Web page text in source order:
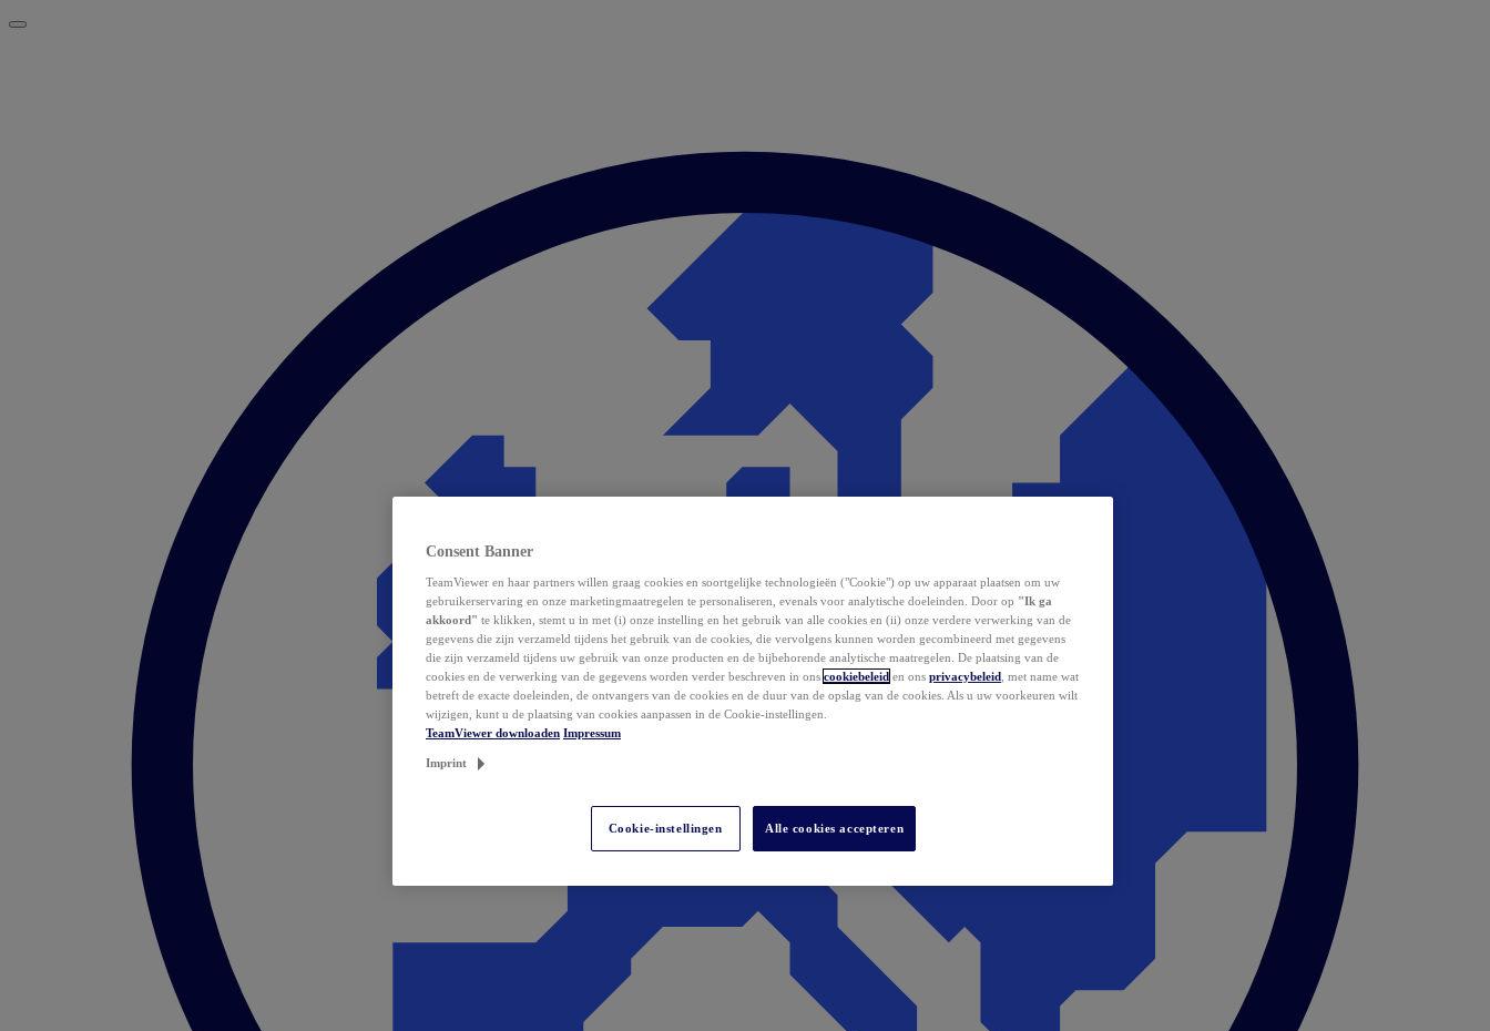
Consent Banner
TeamViewer en haar partners willen graag cookies en soortgelijke technologieën ("Cookie") op uw apparaat plaatsen om uw
gebruikerservaring en onze marketingmaatregelen te personaliseren, evenals voor analytische doeleinden. Door op "Ik ga
akkoord" te klikken, stemt u in met (i) onze instelling en het gebruik van alle cookies en (ii) onze verdere verwerking van de
gegevens die zijn verzameld tijdens het gebruik van de cookies, die vervolgens kunnen worden gecombineerd met gegevens
die zijn verzameld tijdens uw gebruik van onze producten en de bijbehorende analytische maatregelen. De plaatsing van de
cookies en de verwerking van de gegevens worden verder beschreven in ons cookiebeleid en ons privacybeleid , met name wat
betreft de exacte doeleinden, de ontvangers van de cookies en de duur van de opslag van de cookies. Als u uw voorkeuren wilt
wijzigen, kunt u de plaatsing van cookies aanpassen in de Cookie-instellingen.
TeamViewer downloaden Impressum
Imprint
Cookie-instellingen Alle cookies accepteren